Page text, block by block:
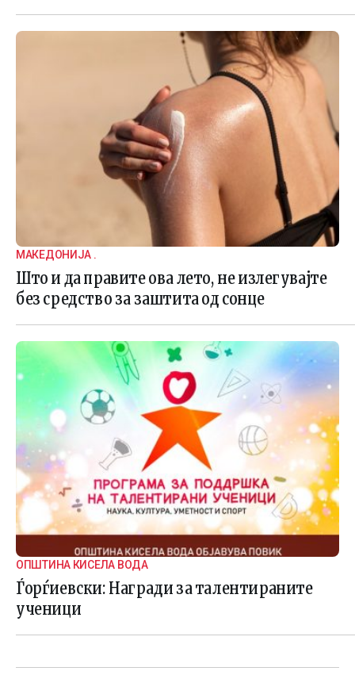
МАКЕДОНИЈА .
Што и да правите ова лето, не излегувајте
без средство за заштита од сонце
ОПШТИНА КИСЕЛА ВОДА
Ѓорѓиевски: Награди за талентираните
ученици